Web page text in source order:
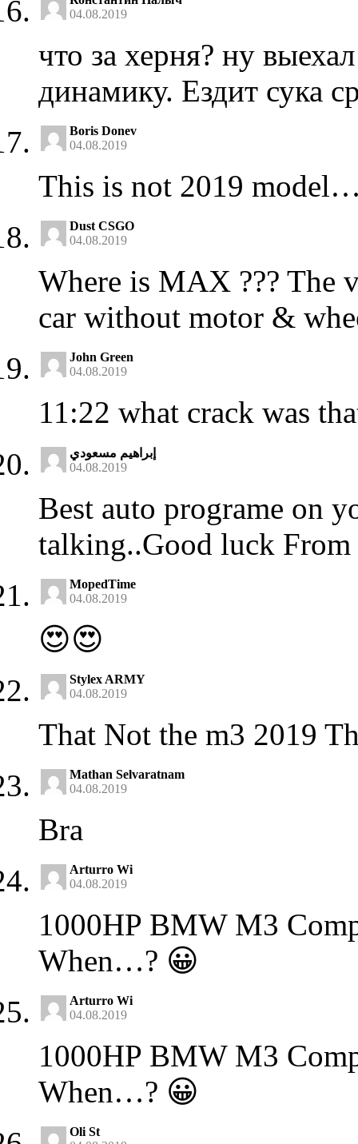
04.08.2019
что за херня? ну
динамику. Ездит сука
Boris Donev
04.08.2019
This is not 2019
Dust CSGO
04.08.2019
Where is MAX ???
car without motor &
John Green
04.08.2019
11:22 what crack was
إبراهيم مسعودي
04.08.2019
Best auto programe on
talking..Good luck
MopedTime
04.08.2019
😍😍
Stylex ARMY
04.08.2019
That Not the m3 2019
Mathan Selvaratnam
04.08.2019
Bra
Arturro Wi
04.08.2019
1000HP BMW M3
When…? 😀
Arturro Wi
04.08.2019
1000HP BMW M3
When…? 😀
Oli St